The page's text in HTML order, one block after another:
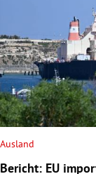
Ausland
Bericht: EU